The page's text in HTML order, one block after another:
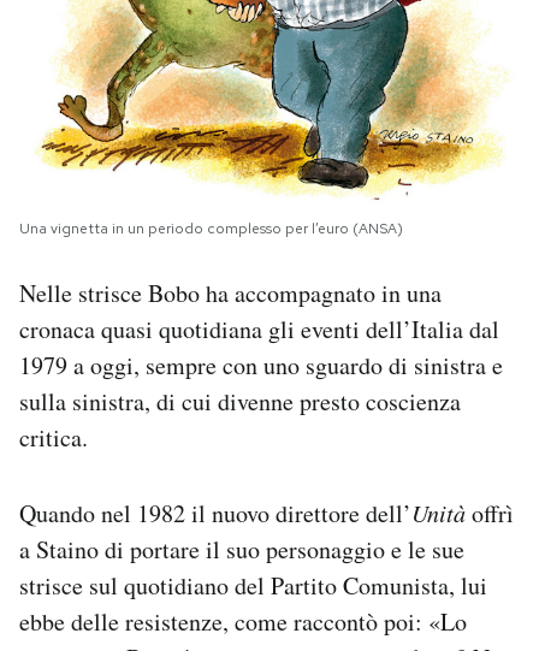
Una vignetta in un periodo complesso per l’euro (ANSA)
Nelle strisce Bobo ha accompagnato in una
cronaca quasi quotidiana gli eventi dell’Italia dal
1979 a oggi, sempre con uno sguardo di sinistra e
sulla sinistra, di cui divenne presto coscienza
critica.
Quando nel 1982 il nuovo direttore dell’Unitàoffrì
a Staino di portare il suo personaggio e le sue
strisce sul quotidiano del Partito Comunista, lui
ebbe delle resistenze, come raccontò poi: «Lo